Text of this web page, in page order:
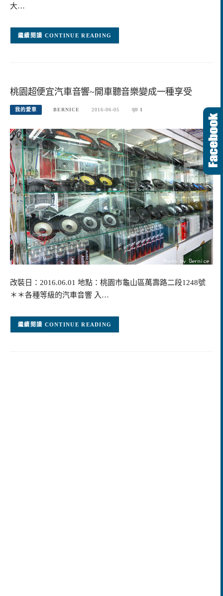
大…
CONTINUE READING
桃園超便宜汽車音響~開車聽音樂變成一種享受
我的愛車 BERNICE 2016-06-05 1
改裝日：2016.06.01 地點：桃園市龜山區萬壽路二段1248號
＊＊各種等級的汽車音響 入…
CONTINUE READING